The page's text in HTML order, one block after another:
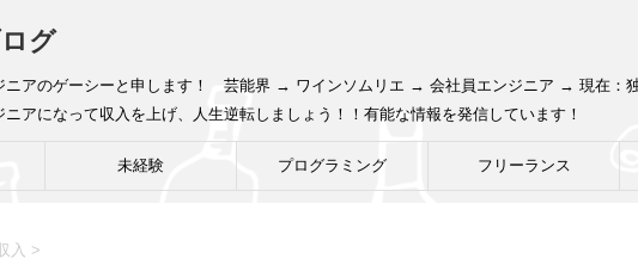
グ
ニアのゲーシーと申します！ 芸能界 → ワインソムリエ → 会社員エンジニア → 現在：
アになって収入を上げ、人生逆転しましょう！！有能な情報を発信しています！
未経験 プログラミング フリーランス
入 >